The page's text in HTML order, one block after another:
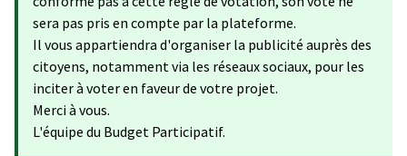
sera pas pris en compte par la plateforme.
Il vous appartiendra d'organiser la publicité auprès des
citoyens, notamment via les réseaux sociaux, pour les
inciter à voter en faveur de votre projet.
Merci à vous.
L'équipe du Budget Participatif.